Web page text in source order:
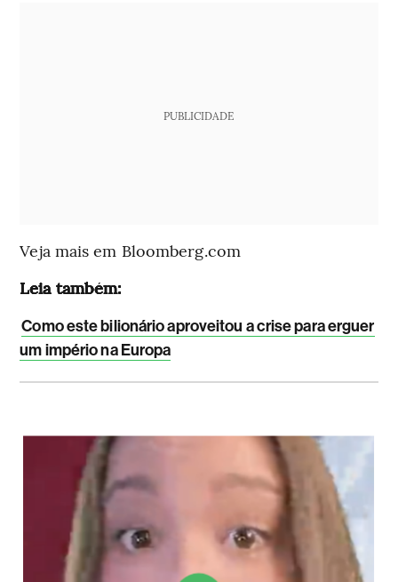
PUBLICIDADE
Veja mais em Bloomberg.com
Leia também:
Como este bilionário aproveitou a crise para erguer
um império na Europa